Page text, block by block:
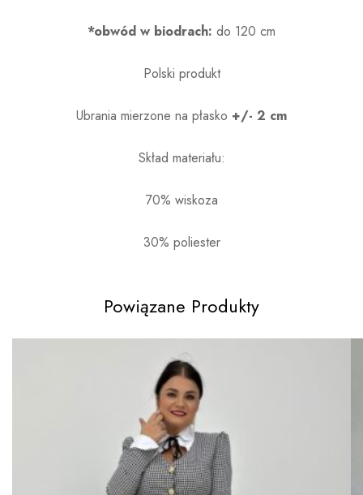
*obwód w biodrach: do 120 cm
Polski produkt
Ubrania mierzone na płasko +/- 2 cm
Skład materiału:
70% wiskoza
30% poliester
Powiązane Produkty